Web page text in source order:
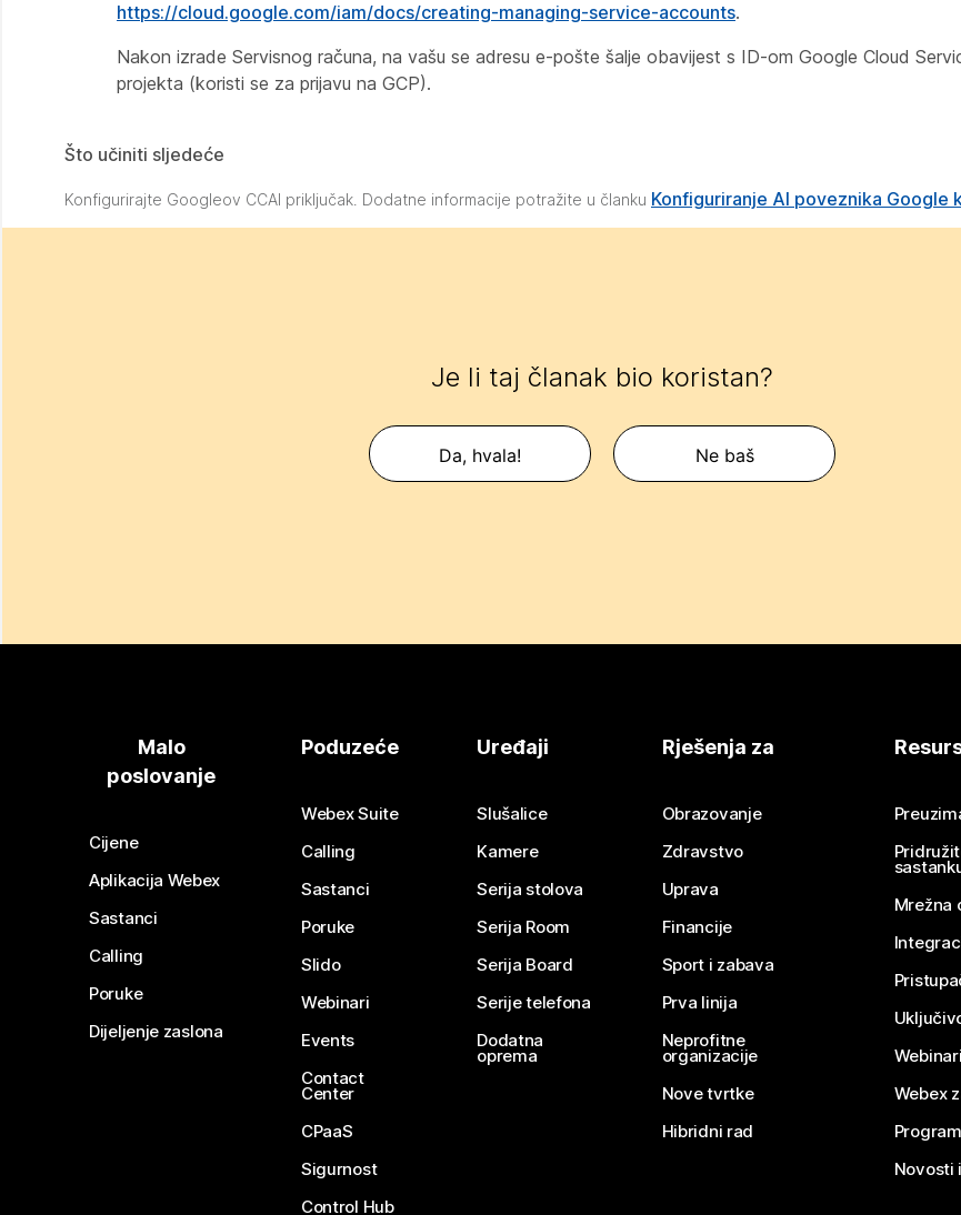
https://cloud.google.com/iam/docs/creating-managing-service-accounts.
Nakon izrade Servisnog računa, na vašu se adresu e-pošte šalje obavijest s ID-om Google Cloud
projekta (koristi se za prijavu na GCP).
Što učiniti sljedeće
Konfigurirajte Googleov CCAI priključak. Dodatne informacije potražite u članku Konfiguriranje AI poveznika Google
Je li taj članak bio koristan?
Da, hvala! Ne baš
Malo
poslovanje
Cijene
Aplikacija Webex
Sastanci
Calling
Poruke
Dijeljenje zaslona
Poduzeće
Webex Suite
Calling
Sastanci
Poruke
Slido
Webinari
Events
Contact
Center
CPaaS
Sigurnost
Control Hub
Uređaji
Slušalice
Kamere
Serija stolova
Serija Room
Serija Board
Serije telefona
Dodatna
oprema
Rješenja za
Obrazovanje
Zdravstvo
Uprava
Financije
Sport i zabava
Prva linija
Neprofitne
organizacije
Nove tvrtke
Hibridni rad
Mrežna
Webex
Novosti